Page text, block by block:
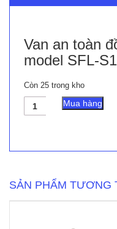
Van an toàn
model SFL-S1
Còn 25 trong kho
Van
an
SFL-
S1
Mua hàng
SẢN PHẨM TƯƠNG